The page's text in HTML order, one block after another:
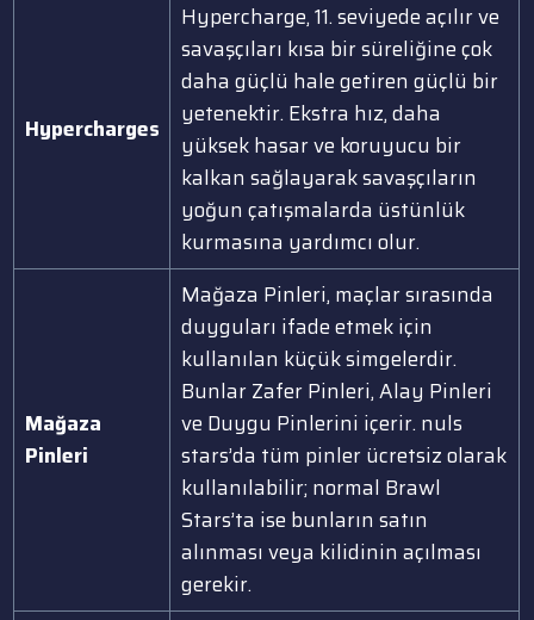
Hypercharges
Hypercharge, 11. seviyede açılır ve
savaşçıları kısa bir süreliğine çok
daha güçlü hale getiren güçlü bir
yetenektir. Ekstra hız, daha
yüksek hasar ve koruyucu bir
kalkan sağlayarak savaşçıların
yoğun çatışmalarda üstünlük
kurmasına yardımcı olur.
Mağaza
Pinleri
Mağaza Pinleri, maçlar sırasında
duyguları ifade etmek için
kullanılan küçük simgelerdir.
Bunlar Zafer Pinleri, Alay Pinleri
ve Duygu Pinlerini içerir. nuls
stars’da tüm pinler ücretsiz olarak
kullanılabilir; normal Brawl
Stars’ta ise bunların satın
alınması veya kilidinin açılması
gerekir.